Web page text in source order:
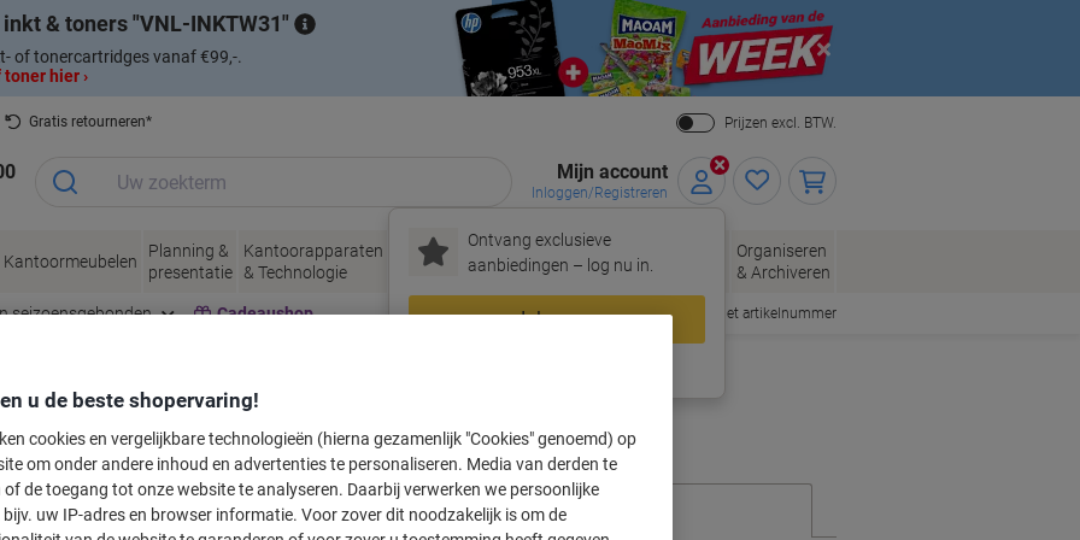
inkt & toners VNL-INKTW31
of tonercartridges vanaf €99,-.
hier ›
Close
Gratis retourneren*
Prijzen excl. BTW.
Mijn account
Inloggen/Registreren
Ontvang exclusieve
aanbiedingen – log nu in.
Inloggen
Kantoormeubelen
Planning &
presentatie
Kantoorapparaten
& Technologie
Inkt &
Toner
Papier, Enveloppen
& Verpakken
Kantoorartikelen
Organiseren
& Archiveren
seizoensgebonden Cadeaushop Snel bestellen met artikelnummer
voor uw printer
Kies merk, reeks en model uit de opties hieronder
u de beste shopervaring!
cookies en vergelijkbare technologieën (hierna gezamenlijk "Cookies" genoemd) op
om onder andere inhoud en advertenties te personaliseren. Media van derden te
of de toegang tot onze website te analyseren. Daarbij verwerken we persoonlijke
bijv. uw IP-adres en browser informatie. Voor zover dit noodzakelijk is om de